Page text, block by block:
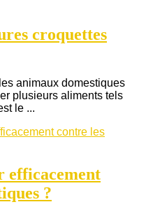
croquettes
animaux domestiques
plusieurs aliments tels
le ...
efficacement
?